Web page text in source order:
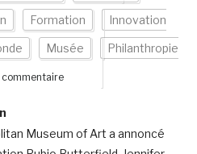
Formation Innovation
Musée Philanthropie
Museum of Art a annoncé